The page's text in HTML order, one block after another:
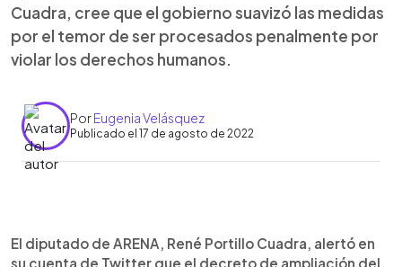
Cuadra, cree que el gobierno suavizó las medidas
por el temor de ser procesados penalmente por
violar los derechos humanos.
PorEugenia Velásquez
Publicado el 17 de agosto de 2022
Escuchar artículo
El diputado de ARENA, René Portillo Cuadra, alertó en
su cuenta de Twitter que el decreto de ampliación del